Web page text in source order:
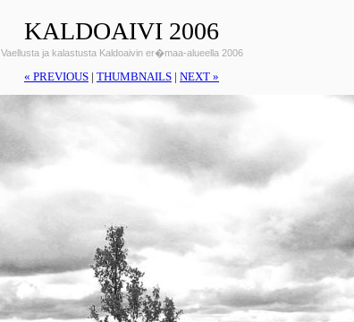
KALDOAIVI 2006
Vaellusta ja kalastusta Kaldoaivin er�maa-alueella 2006
« PREVIOUS | THUMBNAILS | NEXT »